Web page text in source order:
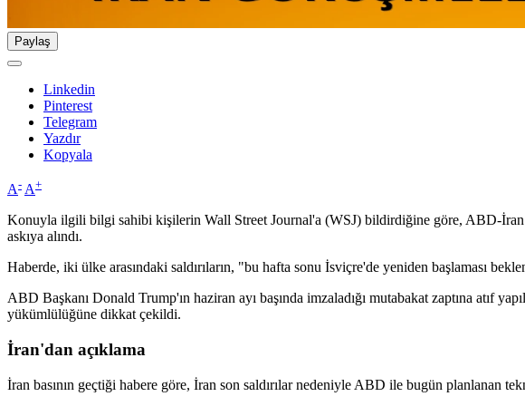
Paylaş
Linkedin
Pinterest
Telegram
Yazdır
Kopyala
A- A+
Konuyla ilgili bilgi sahibi kişilerin Wall Street Journal'a (WSJ) bildirdiğine göre, ABD-İran
askıya alındı.
Haberde, iki ülke arasındaki saldırıların, "bu hafta sonu İsviçre'de yeniden başlaması
ABD Başkanı Donald Trump'ın haziran ayı başında imzaladığı mutabakat zaptına atıf
yükümlülüğüne dikkat çekildi.
İran'dan açıklama
İran basının geçtiği habere göre, İran son saldırılar nedeniyle ABD ile bugün planlanan